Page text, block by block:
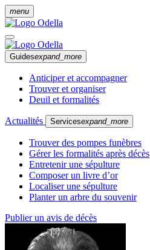
menu
Guidesexpand_more
Anticiper et accompagner
Trouver et organiser
Deuil et formalités
Actualités Servicesexpand_more
Trouver des pompes funèbres
Gérer les formalités après décès
Entretenir une sépulture
Composer un livre d’or
Localiser une sépulture
Planter un arbre du souvenir
Publier un avis de décès